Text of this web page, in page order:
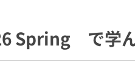
Spring で学